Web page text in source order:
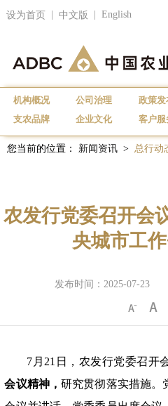
设为首页 中文版 English
机构概况 公司治理 政策发
支农品牌
企业文化 客户服
您当前的位置： 新闻资讯 > 总行动
农发行党委召开会
央城市工
发布时间：2025-07-23
7月21日，农发行党委召开
会议精神，研究贯彻落实措施。